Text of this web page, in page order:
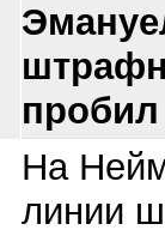
На
линии